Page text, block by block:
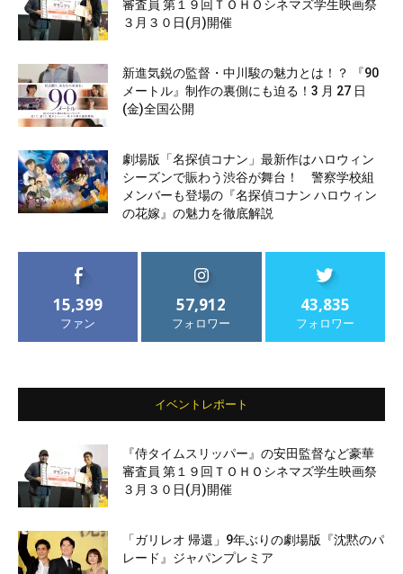
審査員 第１９回ＴＯＨＯシネマズ学生映画祭
３月３０日(月)開催
新進気鋭の監督・中川駿の魅力とは！？ 『90
メートル』制作の裏側にも迫る！3 月 27 日
(金)全国公開
劇場版「名探偵コナン」最新作はハロウィン
シーズンで賑わう渋谷が舞台！ 警察学校組
メンバーも登場の『名探偵コナン ハロウィン
の花嫁』の魅力を徹底解説
15,399
ファン
57,912
フォロワー
43,835
フォロワー
イベントレポート
『侍タイムスリッパー』の安田監督など豪華
審査員 第１９回ＴＯＨＯシネマズ学生映画祭
３月３０日(月)開催
「ガリレオ 帰還」9年ぶりの劇場版『沈黙のパ
レード』ジャパンプレミア